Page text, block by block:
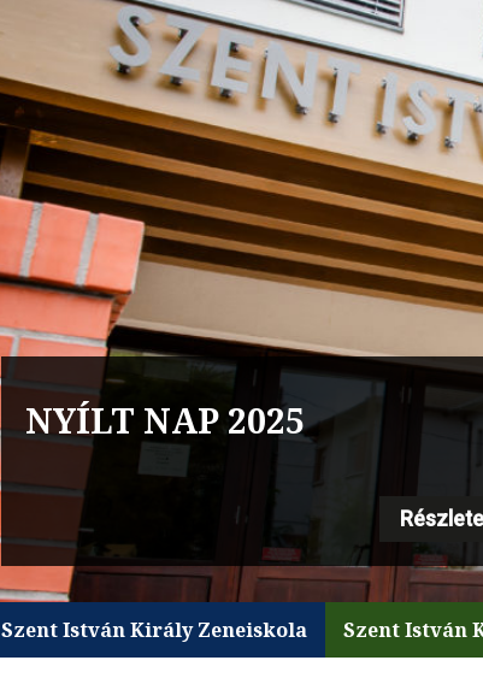
Billentyűs és vonós
nap, „Tiéd a Steinway”
Szent István Király Zeneiskola Szent István